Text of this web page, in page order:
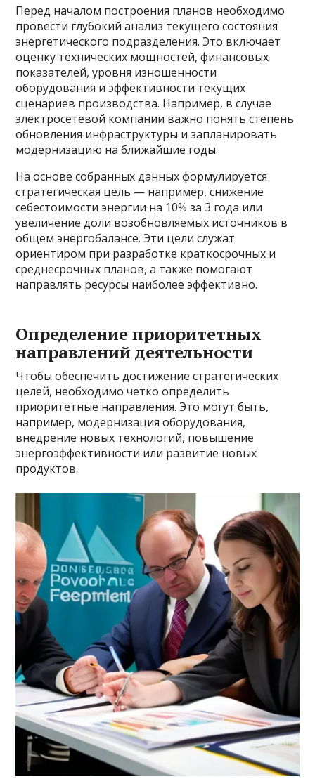
Перед началом построения планов необходимо
провести глубокий анализ текущего состояния
энергетического подразделения. Это включает
оценку технических мощностей, финансовых
показателей, уровня изношенности
оборудования и эффективности текущих
сценариев производства. Например, в случае
электросетевой компании важно понять степень
обновления инфраструктуры и запланировать
модернизацию на ближайшие годы.
На основе собранных данных формулируется
стратегическая цель — например, снижение
себестоимости энергии на 10% за 3 года или
увеличение доли возобновляемых источников в
общем энергобалансе. Эти цели служат
ориентиром при разработке краткосрочных и
среднесрочных планов, а также помогают
направлять ресурсы наиболее эффективно.
Определение приоритетных
направлений деятельности
Чтобы обеспечить достижение стратегических
целей, необходимо четко определить
приоритетные направления. Это могут быть,
например, модернизация оборудования,
внедрение новых технологий, повышение
энергоэффективности или развитие новых
продуктов.